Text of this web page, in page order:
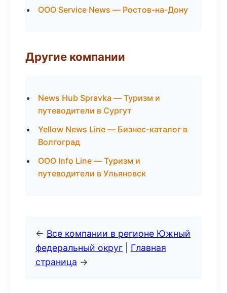
ООО Service News — Ростов-на-Дону
Другие компании
News Hub Spravka — Туризм и
путеводители в Сургут
Yellow News Line — Бизнес-каталог в
Волгоград
ООО Info Line — Туризм и
путеводители в Ульяновск
← Все компании в регионе Южный
федеральный округ
Главная
страница →